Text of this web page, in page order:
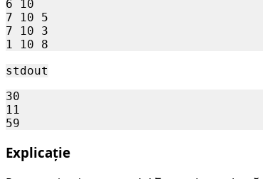
6 10
7 10 5
7 10 3
stdout
30
11
Explicație